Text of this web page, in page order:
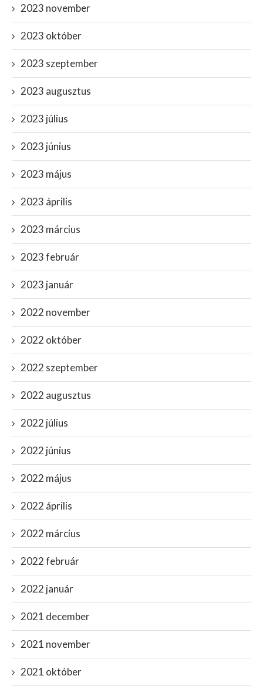
2023 november
2023 október
2023 szeptember
2023 augusztus
2023 július
2023 június
2023 május
2023 április
2023 március
2023 február
2023 január
2022 november
2022 október
2022 szeptember
2022 augusztus
2022 július
2022 június
2022 május
2022 április
2022 március
2022 február
2022 január
2021 december
2021 november
2021 október